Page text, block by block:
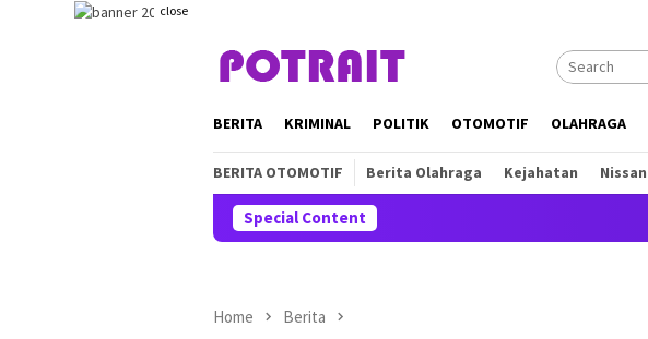
close
BERITA KRIMINAL POLITIK OTOMOTIF OLAHRAGA
BERITA OTOMOTIF Berita Olahraga Kejahatan Nissan
Special Content
Home Berita